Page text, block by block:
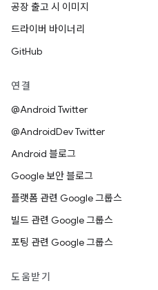
공장 출고 시 이미지
드라이버 바이너리
GitHub
연결
@Android Twitter
@AndroidDev Twitter
Android 블로그
Google 보안 블로그
플랫폼 관련 Google 그룹스
빌드 관련 Google 그룹스
포팅 관련 Google 그룹스
도움받기